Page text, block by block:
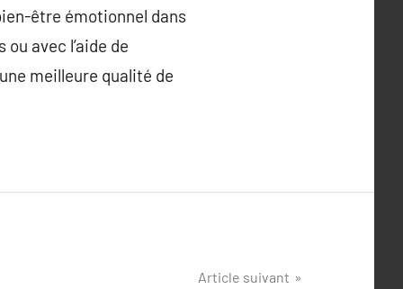
être émotionnel dans
avec l’aide de
meilleure qualité de
Article suivant